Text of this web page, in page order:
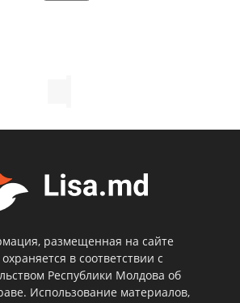
размещенная на сайте
в соответствии с
Республики Молдова об
Использование материалов,